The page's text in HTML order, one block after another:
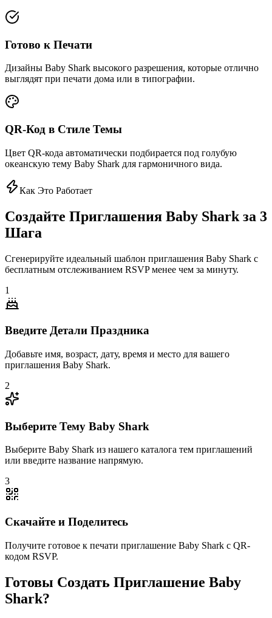
Готово к Печати
Дизайны Baby Shark высокого разрешения, которые отлично
выглядят при печати дома или в типографии.
QR-Код в Стиле Темы
Цвет QR-кода автоматически подбирается под голубую
океанскую тему Baby Shark для гармоничного вида.
Как Это Работает
Создайте Приглашения Baby Shark за 3
Шага
Сгенерируйте идеальный шаблон приглашения Baby Shark с
бесплатным отслеживанием RSVP менее чем за минуту.
1
Введите Детали Праздника
Добавьте имя, возраст, дату, время и место для вашего
приглашения Baby Shark.
2
Выберите Тему Baby Shark
Выберите Baby Shark из нашего каталога тем приглашений
или введите название напрямую.
3
Скачайте и Поделитесь
Получите готовое к печати приглашение Baby Shark с QR-
кодом RSVP.
Готовы Создать Приглашение Baby
Shark?